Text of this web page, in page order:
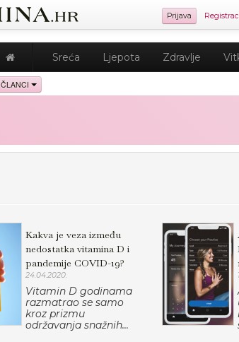
Prijava
Sreća Ljepota Zdravlje
Kakva je veza između
nedostatka vitamina D i
pandemije COVID-19?
24.04.2020.
Vitamin D godinama
razmatrao se samo
kroz prizmu
održavanja snažnih...